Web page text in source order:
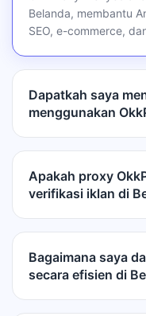
Belanda, membantu
SEO, e-commerce,
Dapatkah saya
menggunakan
Apakah proxy
verifikasi iklan di
Bagaimana saya
secara efisien di